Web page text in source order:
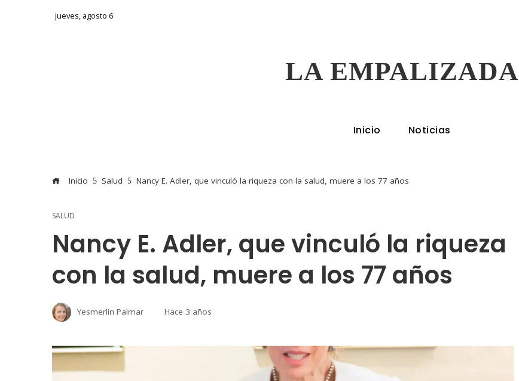
jueves, agosto 6
LA EMPALIZADA
Inicio Noticias
Inicio Salud Nancy E. Adler, que vinculó la riqueza con la salud, muere a los 77 años
SALUD
Nancy E. Adler, que vinculó la riqueza
con la salud, muere a los 77 años
Yesmerlin Palmar Hace 3 años